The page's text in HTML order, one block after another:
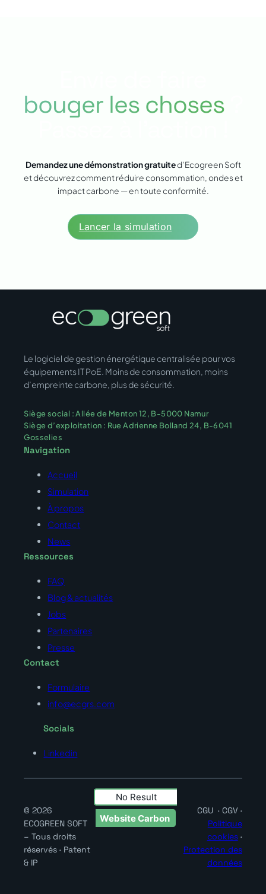
bouger les choses
Demandez une démonstration gratuited’Ecogreen Soft
et découvrez comment réduire consommation, ondes et
impact carbone — en toute conformité.
Lancer la simulation
Le logiciel de gestion énergétique centralisée pour vos
équipements IT PoE. Moins de consommation, moins
d’empreinte carbone, plus de sécurité.
Siège social : Allée de Menton 12, B-5000 Namur
Siège d’exploitation : Rue Adrienne Bolland 24, B-6041
Gosselies
Navigation
Accueil
Simulation
À propos
Contact
News
Ressources
FAQ
Blog & actualités
Jobs
Partenaires
Presse
Contact
Formulaire
info@ecgrs.com
Socials
Linkedin
© 2026
ECOGREEN SOFT
– Tous droits
réservés · Patent
& IP
No Result
Website Carbon
CGU · CGV ·
Politique
cookies·
Protection des
données